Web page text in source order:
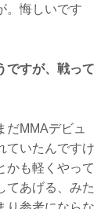
。悔しいです
すが、戦って
MMAデビュ
ていたんですけ
かも軽くやって
てあげる、みた